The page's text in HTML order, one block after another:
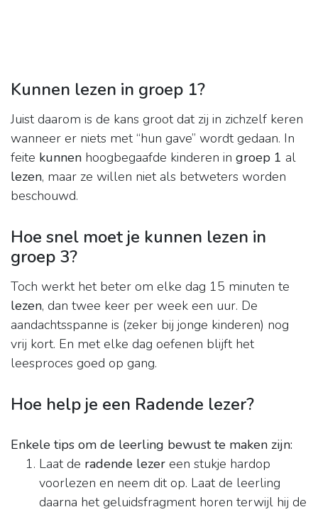
Kunnen lezen in groep 1?
Juist daarom is de kans groot dat zij in zichzelf keren
wanneer er niets met “hun gave” wordt gedaan. In
feite kunnen hoogbegaafde kinderen in groep 1 al
lezen, maar ze willen niet als betweters worden
beschouwd.
Hoe snel moet je kunnen lezen in
groep 3?
Toch werkt het beter om elke dag 15 minuten te
lezen, dan twee keer per week een uur. De
aandachtsspanne is (zeker bij jonge kinderen) nog
vrij kort. En met elke dag oefenen blijft het
leesproces goed op gang.
Hoe help je een Radende lezer?
Enkele tips om de leerling bewust te maken zijn:
Laat de radende lezer een stukje hardop
voorlezen en neem dit op. Laat de leerling
daarna het geluidsfragment horen terwijl hij de